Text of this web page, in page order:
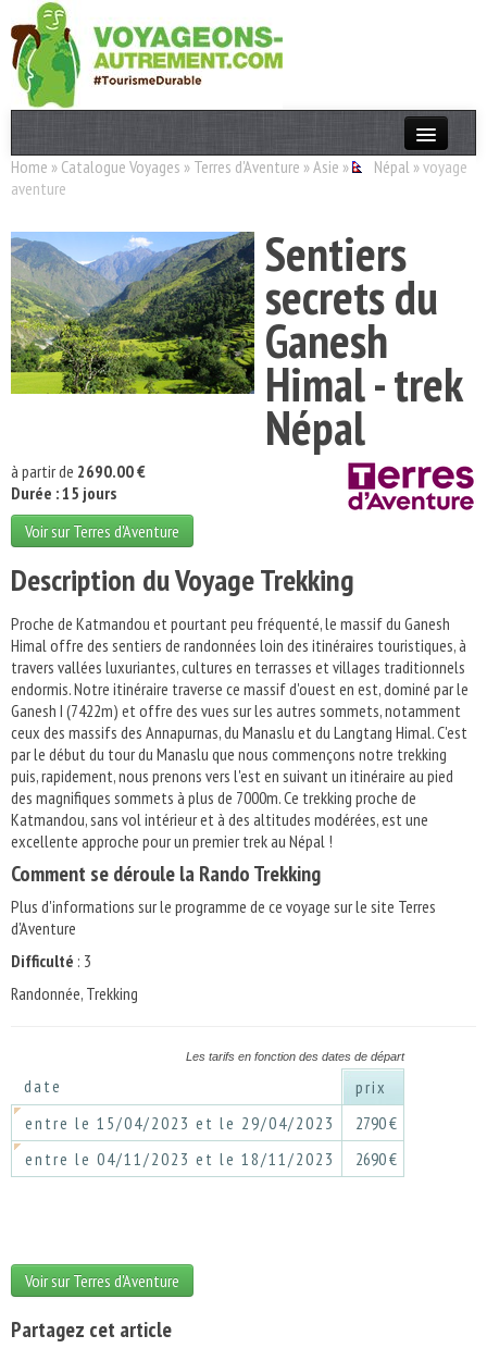
Actualités
Destinations
Acteurs
Thèmes
Home » Catalogue Voyages » Terres d'Aventure »Asie » Népal »voyage
aventure
Sentiers
secrets du
Ganesh
Himal - trek
Népal
à partir de 2690.00 €
Durée : 15 jours
Voir sur Terres d'Aventure
Description du Voyage Trekking
Proche de Katmandou et pourtant peu fréquenté, le massif du Ganesh
Himal offre des sentiers de randonnées loin des itinéraires touristiques, à
travers vallées luxuriantes, cultures en terrasses et villages traditionnels
endormis. Notre itinéraire traverse ce massif d'ouest en est, dominé par le
Ganesh I (7422m) et offre des vues sur les autres sommets, notamment
ceux des massifs des Annapurnas, du Manaslu et du Langtang Himal. C'est
par le début du tour du Manaslu que nous commençons notre trekking
puis, rapidement, nous prenons vers l'est en suivant un itinéraire au pied
des magnifiques sommets à plus de 7000m. Ce trekking proche de
Katmandou, sans vol intérieur et à des altitudes modérées, est une
excellente approche pour un premier trek au Népal !
Comment se déroule la Rando Trekking
Plus d'informations sur le programme de ce voyage sur le site Terres
d'Aventure
Difficulté : 3
Randonnée, Trekking
Les tarifs en fonction des dates de départ
date
prix
entre le 15/04/2023 et le 29/04/2023
2790 €
entre le 04/11/2023 et le 18/11/2023
2690 €
Voir sur Terres d'Aventure
Partagez cet article